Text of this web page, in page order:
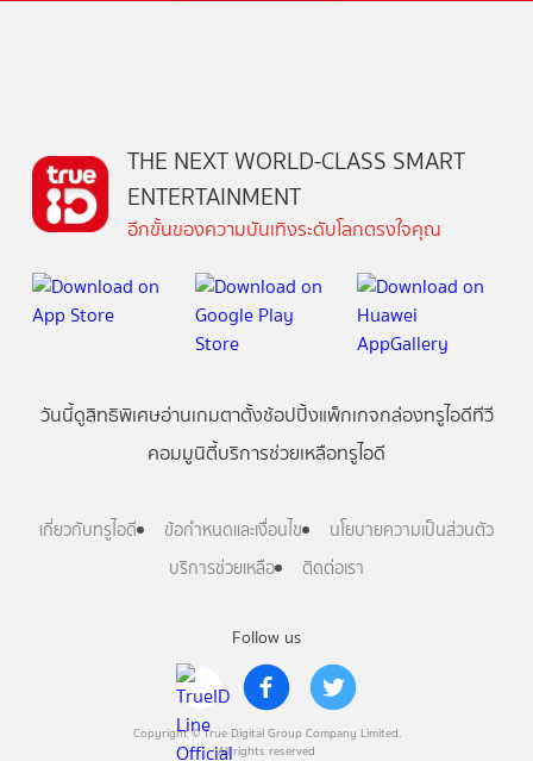
Follow us
Copyright © True Digital Group Company Limited.
All rights reserved
THE NEXT WORLD-CLASS SMART
ENTERTAINMENT
อีกขั้นของความบันเทิงระดับโลกตรงใจคุณ
วันนี้ดูสิทธิพิเศษอ่านเกมตาตั้งช้อปปิ้งแพ็กเกจกล่องทรูไอดีทีวี
คอมมูนิตี้บริการช่วยเหลือทรูไอดี
เกี่ยวกับทรูไอดี ข้อกำหนดและเงื่อนไข
นโยบายความเป็นส่วนตัว
บริการช่วยเหลือ
ติดต่อเรา